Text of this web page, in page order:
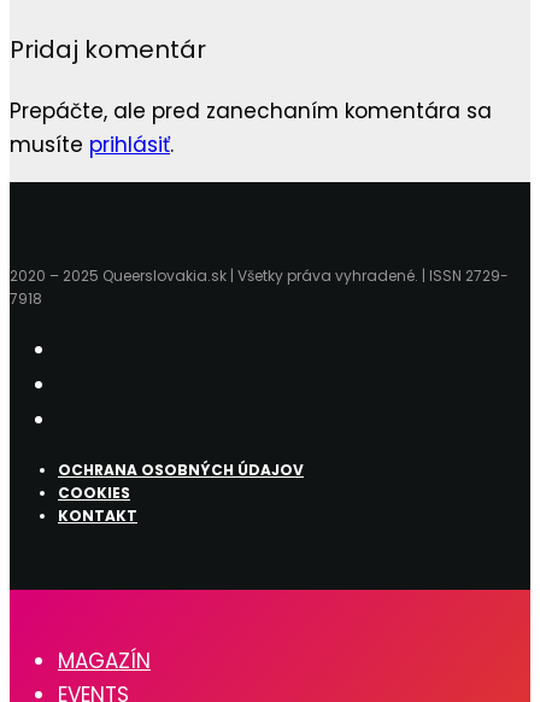
Pridaj komentár
Prepáčte, ale pred zanechaním komentára sa
musíte prihlásiť.
2020 – 2025 Queerslovakia.sk | Všetky práva vyhradené. | ISSN 2729-
7918
OCHRANA OSOBNÝCH ÚDAJOV
COOKIES
KONTAKT
MAGAZÍN
EVENTS